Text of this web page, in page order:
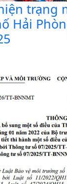
trạng
Hải